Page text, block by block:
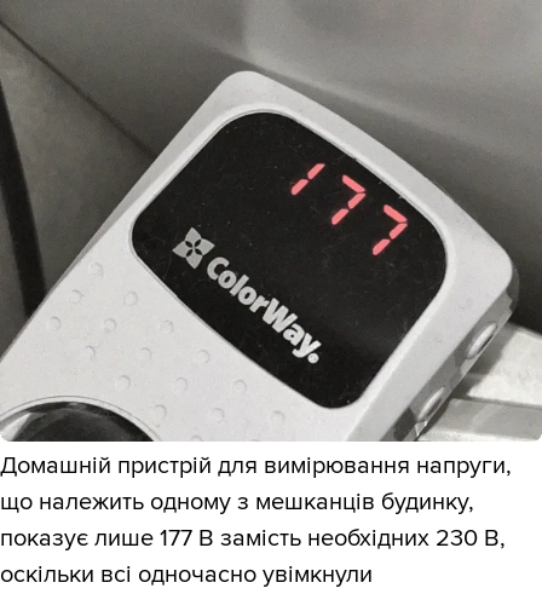
Домашній пристрій для вимірювання напруги,
що належить одному з мешканців будинку,
показує лише 177 В замість необхідних 230 В,
оскільки всі одночасно увімкнули